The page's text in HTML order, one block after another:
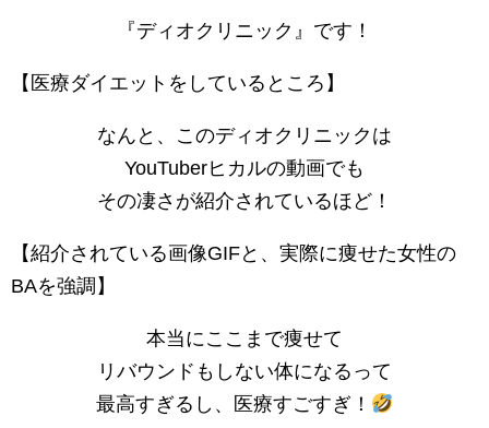
『ディオクリニック』です！
【医療ダイエットをしているところ】
なんと、このディオクリニックは
YouTuberヒカルの動画でも
その凄さが紹介されているほど！
【紹介されている画像GIFと、実際に痩せた女性の
BAを強調】
本当にここまで痩せて
リバウンドもしない体になるって
最高すぎるし、医療すごすぎ！